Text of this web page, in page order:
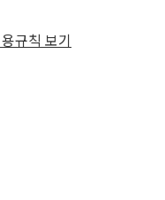
규칙 보기